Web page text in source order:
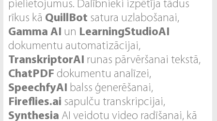
pielietojumus. Dalībnieki izpētīja tādus
rīkus kā QuillBot satura uzlabošanai,
Gamma AI un LearningStudioAI
dokumentu automatizācijai,
TranskriptorAI runas pārvēršanai tekstā,
ChatPDF dokumentu analīzei,
SpeechfyAI balss ģenerēšanai,
Fireflies.ai sapulču transkripcijai,
Synthesia AI veidotu video radīšanai, kā